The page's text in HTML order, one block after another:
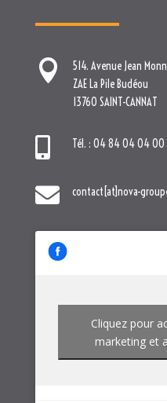

514. Avenue Jean
ZAE La Pile Budéou
13760 SAINT-CANNAT
 Tél. : 04 84 04 04 00
 contact[at]nova-
Cliquez pour
marketing et